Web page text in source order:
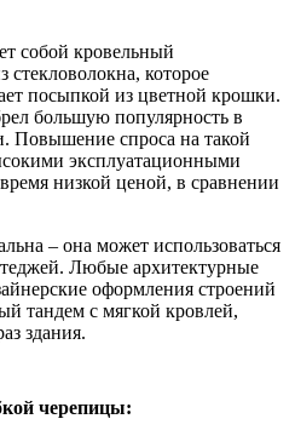
собой кровельный
стекловолокна, которое
посыпкой из цветной крошки.
большую популярность в
Повышение спроса на такой
эксплуатационными
низкой ценой, в сравнении
– она может использоваться
Любые архитектурные
оформления строений
тандем с мягкой кровлей,
здания.
черепицы: